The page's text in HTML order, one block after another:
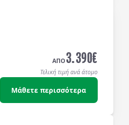
ΑΠΟ3.390€
Τελική τιμή ανά άτομο
Μάθετε περισσότερα